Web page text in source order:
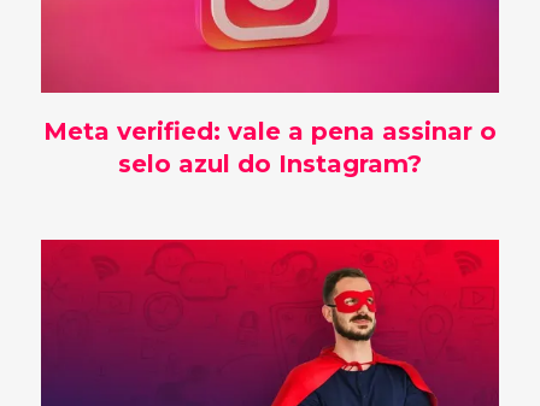
Meta verified: vale a pena assinar o
selo azul do Instagram?